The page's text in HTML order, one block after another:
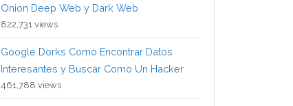
Onion Deep Web y Dark Web
822,731 views
Google Dorks Como Encontrar Datos
Interesantes y Buscar Como Un Hacker
461,788 views